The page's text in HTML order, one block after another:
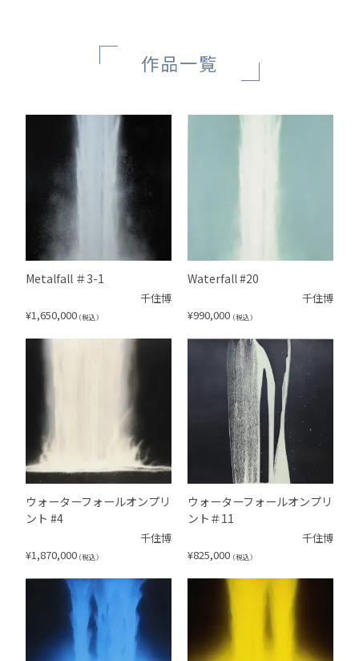
作品一覧
Metalfall ＃3-1
千住博
¥1,650,000 （税込）
Waterfall #20
千住博
¥990,000 （税込）
ウォーターフォールオンプリ
ント #4
千住博
¥1,870,000 （税込）
ウォーターフォールオンプリ
ント＃11
千住博
¥825,000 （税込）